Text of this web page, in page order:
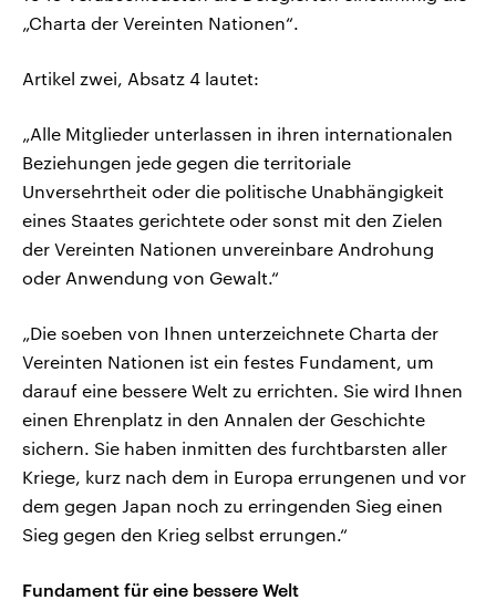
„Charta der Vereinten Nationen“.
Artikel zwei, Absatz 4 lautet:
„Alle Mitglieder unterlassen in ihren internationalen
Beziehungen jede gegen die territoriale
Unversehrtheit oder die politische Unabhängigkeit
eines Staates gerichtete oder sonst mit den Zielen
der Vereinten Nationen unvereinbare Androhung
oder Anwendung von Gewalt.“
„Die soeben von Ihnen unterzeichnete Charta der
Vereinten Nationen ist ein festes Fundament, um
darauf eine bessere Welt zu errichten. Sie wird Ihnen
einen Ehrenplatz in den Annalen der Geschichte
sichern. Sie haben inmitten des furchtbarsten aller
Kriege, kurz nach dem in Europa errungenen und vor
dem gegen Japan noch zu erringenden Sieg einen
Sieg gegen den Krieg selbst errungen.“
Fundament für eine bessere Welt